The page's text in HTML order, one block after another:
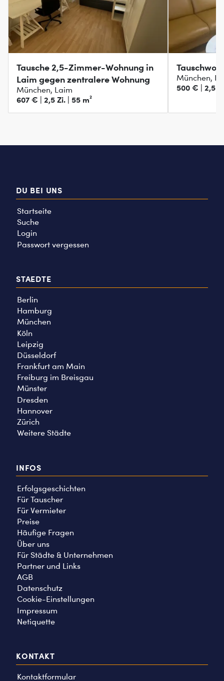
Tausche 2,5-Zimmer-Wohnung in
Laim gegen zentralere Wohnung
München, Laim
607 € | 2,5 Zi. | 55 m²
München,
500 € | 2,5
DU BEI UNS
Startseite
Suche
Login
Passwort vergessen
STAEDTE
Berlin
Hamburg
München
Köln
Leipzig
Düsseldorf
Frankfurt am Main
Freiburg im Breisgau
Münster
Dresden
Hannover
Zürich
Weitere Städte
INFOS
Erfolgsgeschichten
Für Tauscher
Für Vermieter
Preise
Häufige Fragen
Über uns
Für Städte & Unternehmen
Partner und Links
AGB
Datenschutz
Cookie-Einstellungen
Impressum
Netiquette
KONTAKT
Kontaktformular